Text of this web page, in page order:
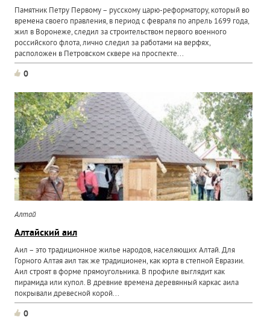
Памятник Петру Первому – русскому царю-реформатору, который во
времена своего правления, в период с февраля по апрель 1699 года,
жил в Воронеже, следил за строительством первого военного
российского флота, лично следил за работами на верфях,
расположен в Петровском сквере на проспекте...
0
Алтай
Алтайский аил
Аил – это традиционное жилье народов, населяющих Алтай. Для
Горного Алтая аил так же традиционен, как юрта в степной Евразии.
Аил строят в форме прямоугольника. В профиле выглядит как
пирамида или купол. В древние времена деревянный каркас аила
покрывали древесной корой...
0